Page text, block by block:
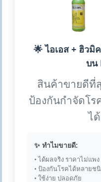
🌟 ไอเอส + ฮิว
บน
สินค้าขายดีที่
ป้องกันกำจัดโร
ไ
✨ ทำไมขายดี:
• ได้ผลจริง ราคาไม่แพง
• ป้องกันโรคได้หลายช
• ใช้ง่าย ปลอดภัย